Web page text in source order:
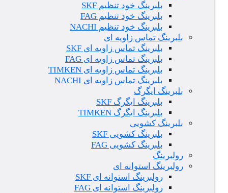
بلبرینگ خود تنظیم SKF
بلبرینگ خود تنظیم FAG
بلبرینگ خود تنظیم NACHI
بلبرینگ تماس زاویه ای
بلبرینگ تماس زاویه ای SKF
بلبرینگ تماس زاویه ای FAG
بلبرینگ تماس زاویه ای TIMKEN
بلبرینگ تماس زاویه ای NACHI
بلبرینگ ایگرگ
بلبرینگ ایگرگ SKF
بلبرینگ ایگرگ TIMKEN
بلبرینگ کشویی
بلبرینگ کشویی SKF
بلبرینگ کشویی FAG
رولبرینگ
رولبرینگ استوانه ای
رولبرینگ استوانه ای SKF
رولبرینگ استوانه ای FAG